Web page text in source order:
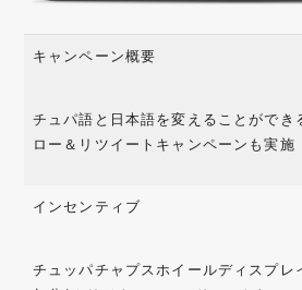
キャンペーン概要
チュパ語と日本語を変えることがで
ロー＆リツイートキャンペーンも実施
インセンティブ
チュッパチャプスホイールディスプレ